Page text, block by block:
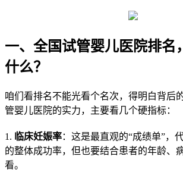
一、全国试管婴儿医院排名
什么？
咱们看排名不能光看个名次，得明白背后
管婴儿医院的实力，主要看几个硬指标：
1. 临床妊娠率：这是最直观的“成绩单”，
的整体成功率，但也要结合患者的年龄、
看。